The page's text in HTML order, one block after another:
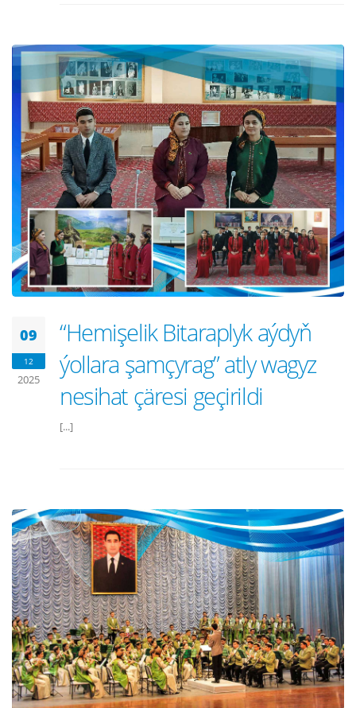
09
12
2025
“Hemişelik Bitaraplyk aýdyň
ýollara şamçyrag” atly wagyz
nesihat çäresi geçirildi
[...]